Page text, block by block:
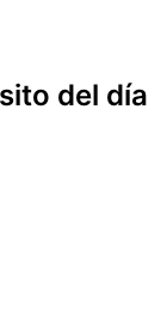
del día